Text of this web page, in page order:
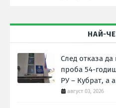
НАЙ-
След отказа
проба 54-
РУ – Кубрат, а
август 03, 2026